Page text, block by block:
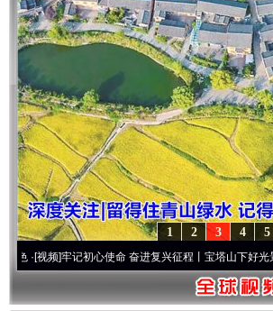
5
4
3
2
1
牢记初心使命 奋进复兴征程丨宝塔山下好光景..·[视频]